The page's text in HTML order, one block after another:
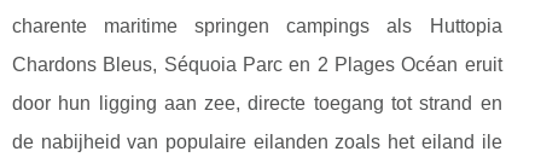
charente maritime springen campings als Huttopia
Chardons Bleus, Séquoia Parc en 2 Plages Océan eruit
door hun ligging aan zee, directe toegang tot strand en
de nabijheid van populaire eilanden zoals het eiland ile